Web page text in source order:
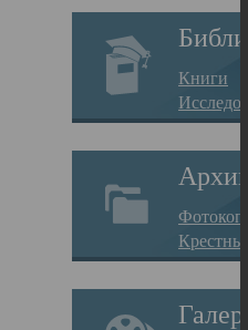
Книги
Архив